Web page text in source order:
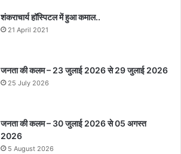
शंकराचार्य हॉस्पिटल में हुआ कमाल..
21 April 2021
जनता की कलम – 23 जुलाई 2026 से 29 जुलाई 2026
25 July 2026
जनता की कलम – 30 जुलाई 2026 से 05 अगस्त
2026
5 August 2026